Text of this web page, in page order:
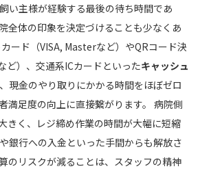
い主様が経験する最後の待ち時間であ
全体の印象を決定づけることも少なくあ
ード（VISA, Masterなど）やQRコード決
ど）、交通系ICカードといったキャッシュ
現金のやり取りにかかる時間をほぼゼロ
満足度の向上に直接繋がります。 病院側
きく、レジ締め作業の時間が大幅に短縮
銀行への入金といった手間からも解放さ
のリスクが減ることは、スタッフの精神